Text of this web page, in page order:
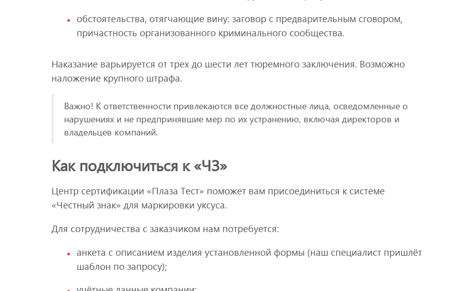
обстоятельства, отягчающие вину: заговор с предварительным сговором,
причастность организованного криминального сообщества.
Наказание варьируется от трех до шести лет тюремного заключения. Возможно
наложение крупного штрафа.
Важно! К ответственности привлекаются все должностные лица, осведомленные о
нарушениях и не предпринявшие мер по их устранению, включая директоров и
владельцев компаний.
Как подключиться к «ЧЗ»
Центр сертификации «Плаза Тест» поможет вам присоединиться к системе
«Честный знак» для маркировки уксуса.
Для сотрудничества с заказчиком нам потребуется:
анкета с описанием изделия установленной формы (наш специалист пришлёт
шаблон по запросу);